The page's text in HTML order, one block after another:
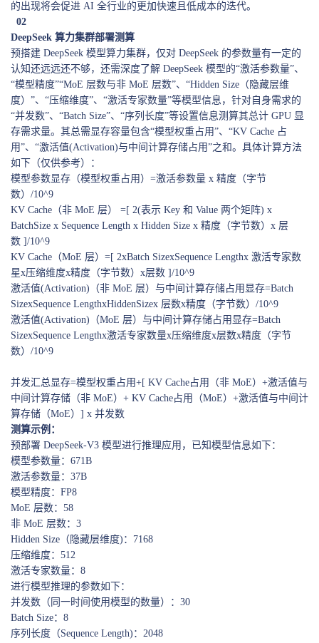
的出现将会促进 AI 全行业的更加快速且低成本的迭代。
02
DeepSeek 算力集群部署测算
预搭建 DeepSeek 模型算力集群，仅对 DeepSeek 的参数量有一定的
认知还远远还不够，还需深度了解 DeepSeek 模型的“激活参数量”、
“模型精度”“MoE 层数与非 MoE 层数”、“Hidden Size（隐藏层维
度）”、“压缩维度”、“激活专家数量”等模型信息，针对自身需求的
“并发数”、“Batch Size”、“序列长度”等设置信息测算其总计 GPU 显
存需求量。其总需显存容量包含“模型权重占用”、“KV Cache 占
用”、“激活值(Activation)与中间计算存储占用”之和。具体计算方法
如下（仅供参考）：
模型参数显存（模型权重占用）=激活参数量 x 精度（字节
数）/10^9
KV Cache（非 MoE 层） =[ 2(表示 Key 和 Value 两个矩阵) x
BatchSize x Sequence Length x Hidden Size x 精度（字节数）x 层
数 ]/10^9
KV Cache（MoE 层）=[ 2xBatch SizexSequence Lengthx 激活专家数
星x压缩维度x精度（字节数）x层数 ]/10^9
激活值(Activation)（非 MoE 层）与中间计算存储占用显存=Batch
SizexSequence LengthxHiddenSizex 层数x精度（字节数）/10^9
激活值(Activation)（MoE 层）与中间计算存储占用显存=Batch
SizexSequence Lengthx激活专家数量x压缩维度x层数x精度（字节
数）/10^9
并发汇总显存=模型权重占用+[ KV Cache占用（非 MoE）+激活值与
中间计算存储（非 MoE）+ KV Cache占用（MoE）+激活值与中间计
算存储（MoE）] x 并发数
测算示例：
预部署 DeepSeek-V3 模型进行推理应用，已知模型信息如下：
模型参数量：671B
激活参数量：37B
模型精度：FP8
MoE 层数：58
非 MoE 层数：3
Hidden Size（隐藏层维度)：7168
压缩维度：512
激活专家数量：8
进行模型推理的参数如下：
并发数（同一时间使用模型的数量）：30
Batch Size：8
序列长度（Sequence Length)：2048